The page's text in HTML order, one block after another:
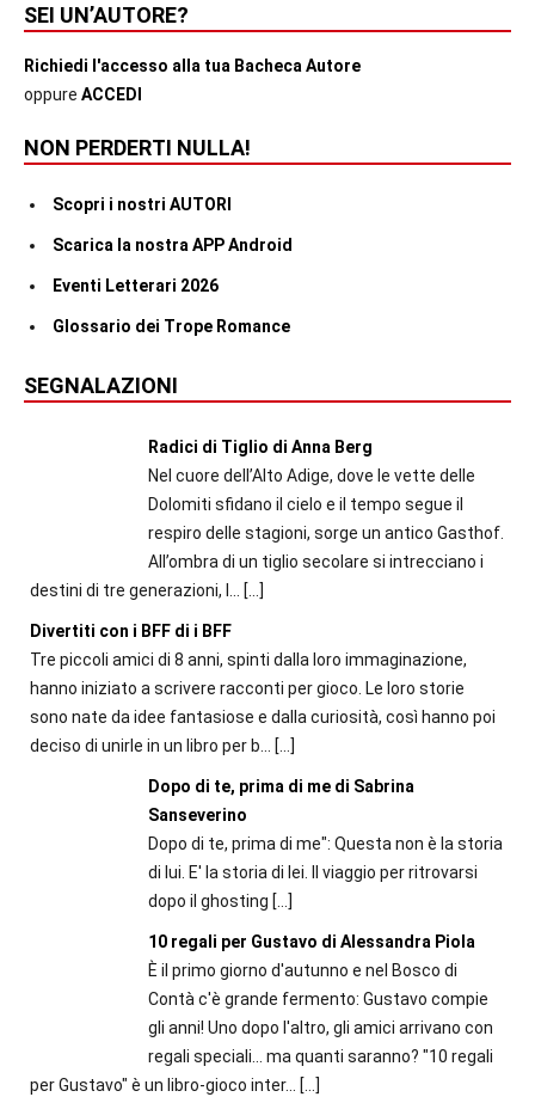
SEI UN’AUTORE?
Richiedi l'accesso alla tua Bacheca Autore
oppure ACCEDI
NON PERDERTI NULLA!
Scopri i nostri AUTORI
Scarica la nostra APP Android
Eventi Letterari 2026
Glossario dei Trope Romance
SEGNALAZIONI
Radici di Tiglio di Anna Berg
Nel cuore dell’Alto Adige, dove le vette delle
Dolomiti sfidano il cielo e il tempo segue il
respiro delle stagioni, sorge un antico Gasthof.
All’ombra di un tiglio secolare si intrecciano i
destini di tre generazioni, l...
[…]
Divertiti con i BFF di i BFF
Tre piccoli amici di 8 anni, spinti dalla loro immaginazione,
hanno iniziato a scrivere racconti per gioco. Le loro storie
sono nate da idee fantasiose e dalla curiosità, così hanno poi
deciso di unirle in un libro per b...
[…]
Dopo di te, prima di me di Sabrina
Sanseverino
Dopo di te, prima di me": Questa non è la storia
di lui. E' la storia di lei. Il viaggio per ritrovarsi
dopo il ghosting […]
10 regali per Gustavo di Alessandra Piola
È il primo giorno d'autunno e nel Bosco di
Contà c'è grande fermento: Gustavo compie
gli anni! Uno dopo l'altro, gli amici arrivano con
regali speciali... ma quanti saranno? "10 regali
per Gustavo" è un libro-gioco inter...
[…]